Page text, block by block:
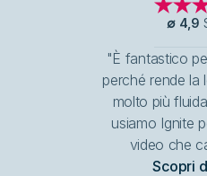
∅ 4,9
"È fantastico
perché rende la
molto più
usiamo Ignite
video che
Scopri